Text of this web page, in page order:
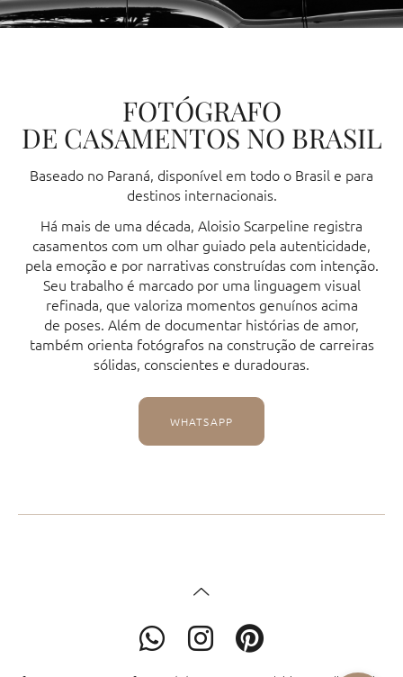
FOTÓGRAFO
DE CASAMENTOS NO BRASIL
Baseado no Paraná, disponível em todo o Brasil e para
destinos internacionais.
Há mais de uma década, Aloisio Scarpeline registra
casamentos com um olhar guiado pela autenticidade,
pela emoção e por narrativas construídas com intenção.
Seu trabalho é marcado por uma linguagem visual
refinada, que valoriza momentos genuínos acima
de poses. Além de documentar histórias de amor,
também orienta fotógrafos na construção de carreiras
sólidas, conscientes e duradouras.
WHATSAPP